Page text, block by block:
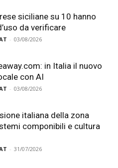
siciliane su 10 hanno
da verificare
- 03/08/2026
in Italia il nuovo
con AI
- 03/08/2026
italiana della zona
componibili e cultura
- 31/07/2026